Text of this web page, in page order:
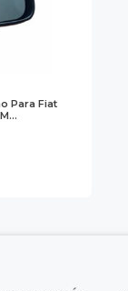
Para Fiat